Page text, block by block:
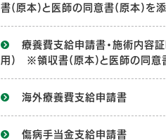
書(原本)と医師の同意書(原本)を添
療養費支給申請書・施術内容証
用) ※領収書(原本)と医師の同意書
海外療養費支給申請書
傷病手当金支給申請書